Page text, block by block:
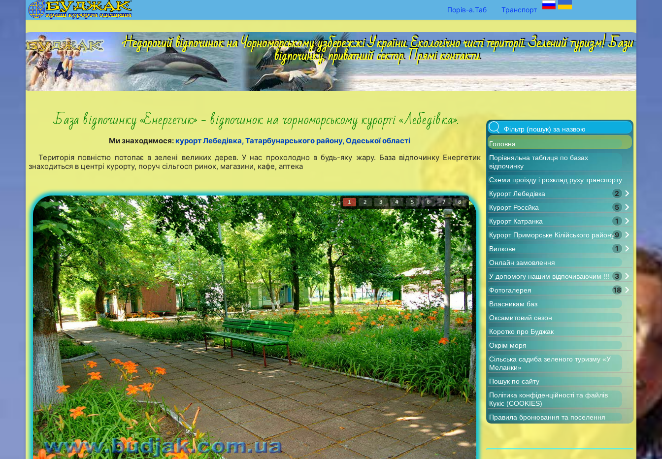
Порів-а.Таб Транспорт
Недорогий відпочинок на Чорноморському узбережжі України. Екологічно чисті території. Зелений туризм! Бази
відпочинку, приватний сектор. Прямі контакти.
База відпочинку «Енергетик» - відпочинок на чорноморському курорті «Лебедівка».
Ми знаходимося:курорт Лебедівка, Татарбунарського району, Одеської області
Територія повністю потопає в зелені великих дерев. У нас прохолодно в будь-яку жару. База відпочинку Енергетик
знаходиться в центрі курорту, поруч сільгосп ринок, магазини, кафе, аптека
1 2 3 4 5 6 7 8
Головна
Порівняльна таблиця по базах
відпочинку
Схеми проїзду і розклад руху транспорту
Курорт Лебедівка
2
Курорт Росєйка 5
Курорт Катранка 1
Курорт Приморське Кілійського району9
Вилкове 1
Онлайн замовлення
У допомогу нашим відпочиваючим !!!
3
Фотогалерея 18
Власникам баз
Оксамитовий сезон
Коротко про Буджак
Окрім моря
Сільська садиба зеленого туризму «У
Меланки»
Пошук по сайту
Політика конфіденційності та файлів
Кукіс (COOKIES)
Правила бронювання та поселення